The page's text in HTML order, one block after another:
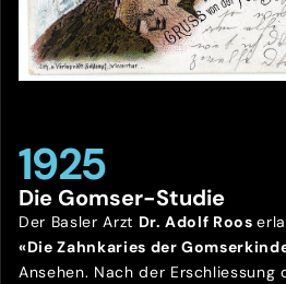
1925
Die Gomser-Studie
Der Basler Arzt Dr. Adolf Roos
«Die Zahnkaries der
Ansehen. Nach der Erschliessung